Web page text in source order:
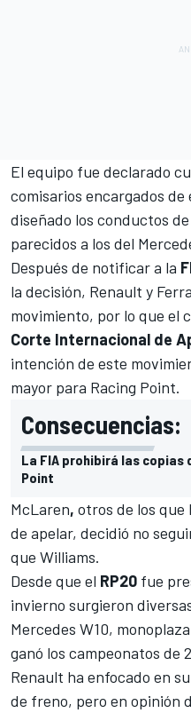
El equipo fue declarado
comisarios encargados
diseñado los conductos
parecidos a los del
Después de notificar a la
la decisión, Renault y
movimiento, por lo que el
Corte Internacional de
intención de este
mayor para Racing Point.
Consecuencias:
La FIA prohibirá las copias
Point
McLaren, otros de los que
de apelar, decidió no
que Williams.
Desde que el RP20 fue
invierno surgieron
Mercedes W10,
ganó los campeonatos de
Renault ha enfocado en
de freno, pero en opinión